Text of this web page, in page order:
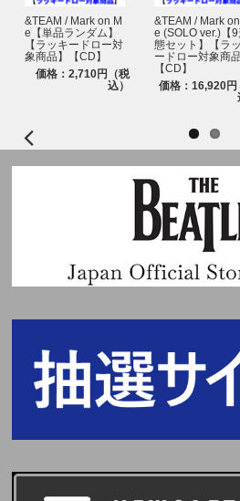
エンコード(本イベント用当落結果ご確認
入時にストアで登録された「メールアドレ
必要です。
※エンコード(本イベント用当落結果ご確
が必要です。※必ずお一人様につき、1つ
い。複数の方が同じメールアドレスを使
かなくなります。また、chordパスコード
りますので、ご注意ください。
※同様に必ずお一人様につき、1つのスマ
を除く)をご使用ください。
※ご注文・ご登録の際に入力するお名前は
カタカナ)＞にてご入力ください。ただし
は、英ローマ字(全角)にてご入力ください
ベント応募対象外になります。ご注意くだ
ください。なお、注文完了後、お名前の
ご了承ください。
※当選確率は、応募対象商品のご予約、ご
※いかなる場合も、当落についてはお問い
かねます。あらかじめご了承ください。
■当落発表
ール交換会」対象商品】をご購入いただ
&TEAM / Mark on M
e【単品ランダム】
【ラッキードロー対
象商品】【CD】
価格：2,710円（税
込）
&TEAM / Mark on
e (SOLO ver.)【9
態セット】【ラ
ードロー対象商品
【CD】
価格：16,920円